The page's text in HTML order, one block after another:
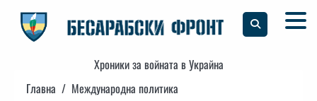
content
Хроники за войната в Украйна
Главна
Международна политика